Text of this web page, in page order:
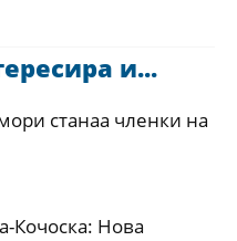
и...
станаа членки на
Кочоска: Нова